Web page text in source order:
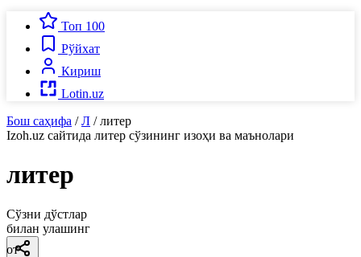
Топ 100
Рўйхат
Кириш
Lotin.uz
Бош саҳифа / Л / литер
Izoh.uz сайтида литер сўзининг изоҳи ва маънолари
литер
Сўзни дўстлар
билан улашинг
от